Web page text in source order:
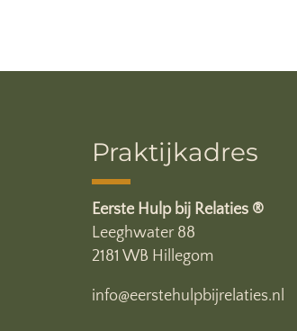
Praktijkadres
Eerste Hulp bij Relaties ®
Leeghwater 88
2181 WB Hillegom
info@eerstehulpbijrelaties.nl